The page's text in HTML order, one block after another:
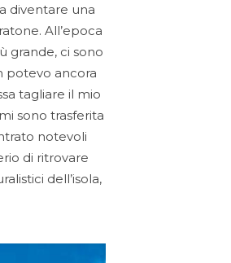
diventare una
All’epoca
grande, ci sono
potevo ancora
tagliare il mio
sono trasferita
notevoli
di ritrovare
dell’isola,